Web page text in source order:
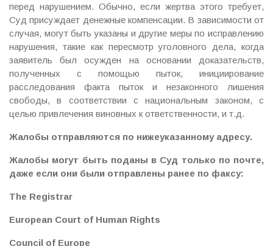
перед нарушением. Обычно, если жертва этого требует,
Суд присуждает денежные компенсации. В зависимости от
случая, могут быть указаны и другие меры по исправлению
нарушения, такие как пересмотр уголовного дела, когда
заявитель был осужден на основании доказательств,
полученных с помощью пыток, инициирование
расследования факта пыток и незаконного лишения
свободы, в соответствии с национальным законом, с
целью привлечения виновных к ответственности, и т.д.
Жалобы отправляются по нижеуказанному адресу.
Жалобы могут быть поданы в Суд только по почте,
даже если они были отправлены ранее по факсу:
The Registrar
European Court of Human Rights
Council of Europe